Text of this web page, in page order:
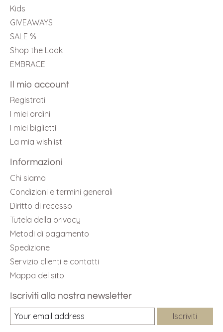
Kids
GIVEAWAYS
SALE %
Shop the Look
EMBRACE
Il mio account
Registrati
I miei ordini
I miei biglietti
La mia wishlist
Informazioni
Chi siamo
Condizioni e termini generali
Diritto di recesso
Tutela della privacy
Metodi di pagamento
Spedizione
Servizio clienti e contatti
Mappa del sito
Iscriviti alla nostra newsletter
Iscriviti